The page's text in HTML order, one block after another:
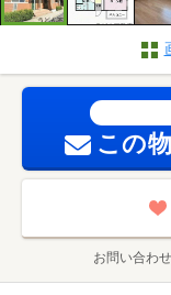
この
お問い合わ